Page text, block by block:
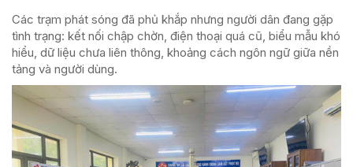
Các trạm phát sóng đã phủ khắp nhưng người dân đang gặp
tình trạng: kết nối chập chờn, điện thoại quá cũ, biểu mẫu khó
hiểu, dữ liệu chưa liên thông, khoảng cách ngôn ngữ giữa nền
tảng và người dùng.